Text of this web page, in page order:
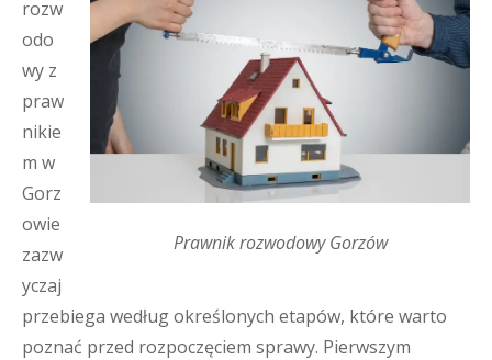
Prawnik rozwodowy Gorzów
rozw
odo
wy z
praw
nikie
m w
Gorz
owie
zazw
yczaj
przebiega według określonych etapów, które warto
poznać przed rozpoczęciem sprawy. Pierwszym